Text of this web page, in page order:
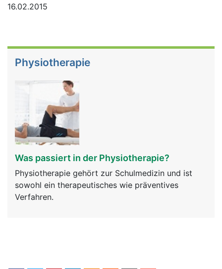
16.02.2015
Physiotherapie
Was passiert in der Physiotherapie?
Physiotherapie gehört zur Schulmedizin und ist
sowohl ein therapeutisches wie präventives
Verfahren.